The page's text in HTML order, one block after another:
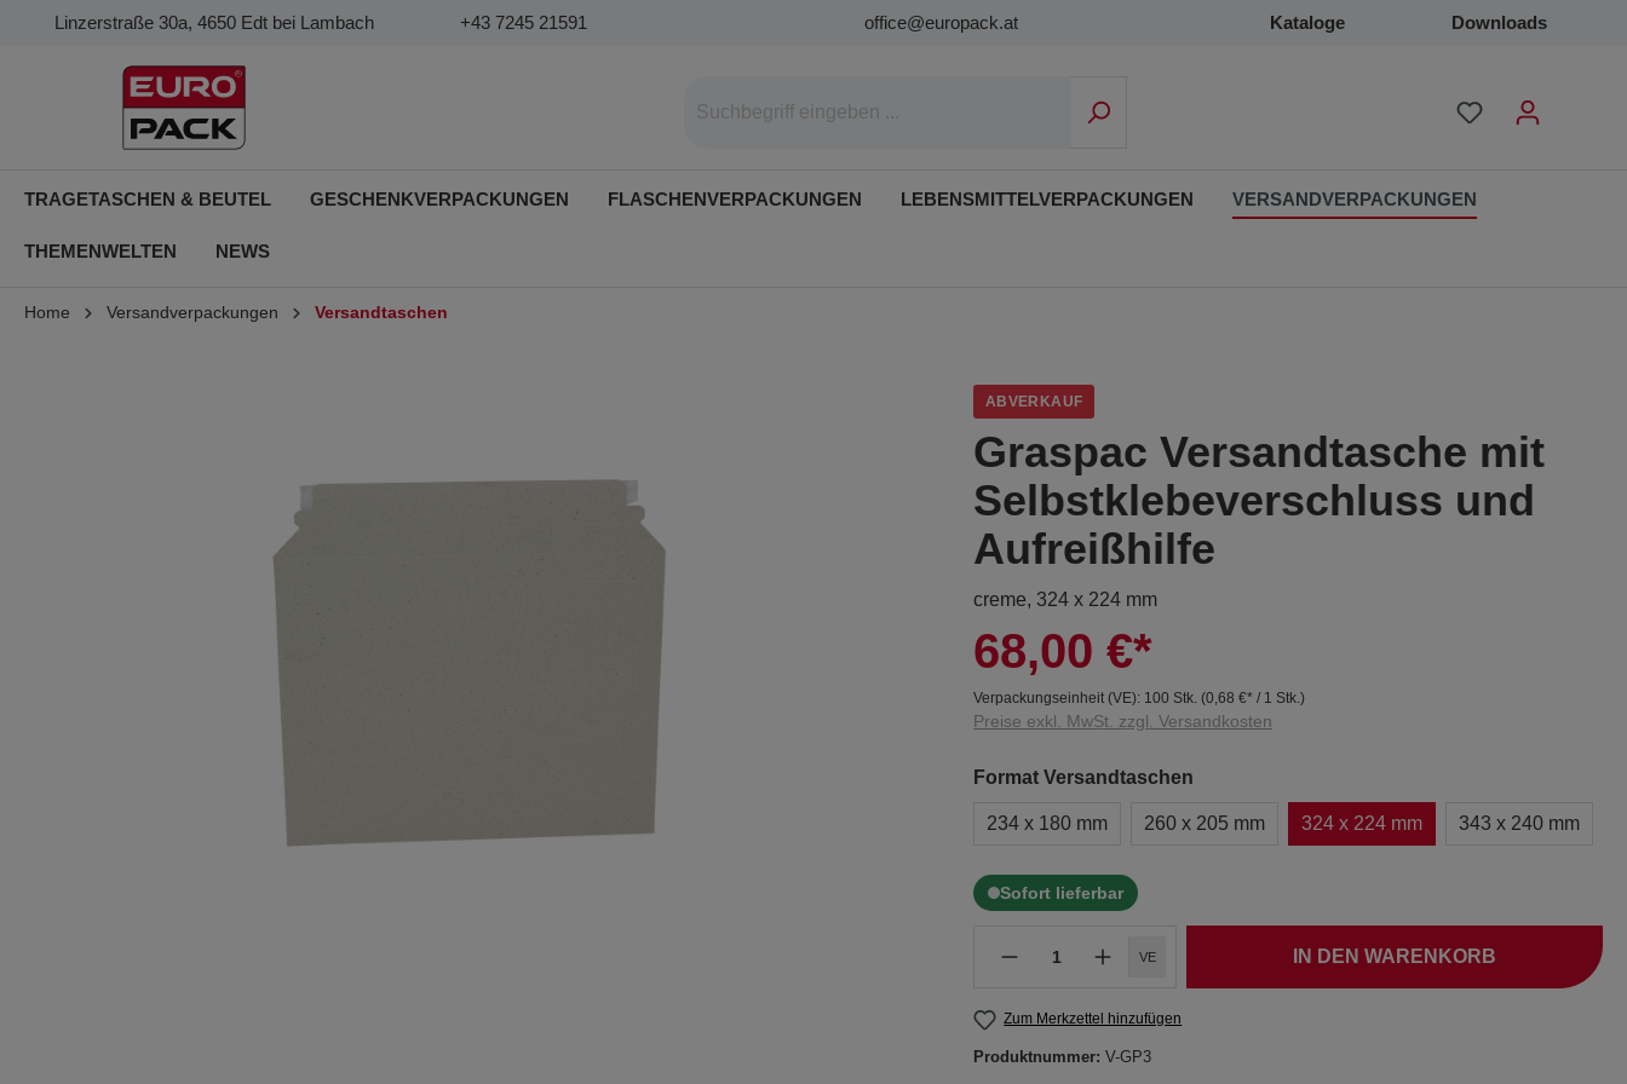
Linzerstraße 30a, 4650 Edt bei Lambach +43 7245 21591 office@europack.at Kataloge Downloads
TRAGETASCHEN & BEUTEL GESCHENKVERPACKUNGEN FLASCHENVERPACKUNGEN LEBENSMITTELVERPACKUNGEN VERSANDVERPACKUNGEN
THEMENWELTEN NEWS
Home Versandverpackungen Versandtaschen
ABVERKAUF
Graspac Versandtasche mit
Selbstklebeverschluss und
Aufreißhilfe
creme, 324 x 224 mm
68,00 €*
Verpackungseinheit (VE): 100 Stk. (0,68 €* / 1 Stk.)
Preise exkl. MwSt. zzgl. Versandkosten
Format Versandtaschen
234 x 180 mm 260 x 205 mm 324 x 224 mm 343 x 240 mm
Sofort lieferbar
VE IN DEN WARENKORB
Zum Merkzettel hinzufügen
Produktnummer: V-GP3